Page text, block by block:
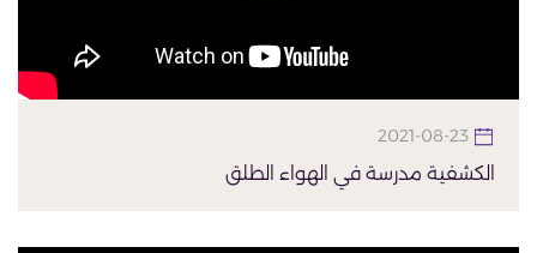
الكشفية مدرسة في الهواء الطلق